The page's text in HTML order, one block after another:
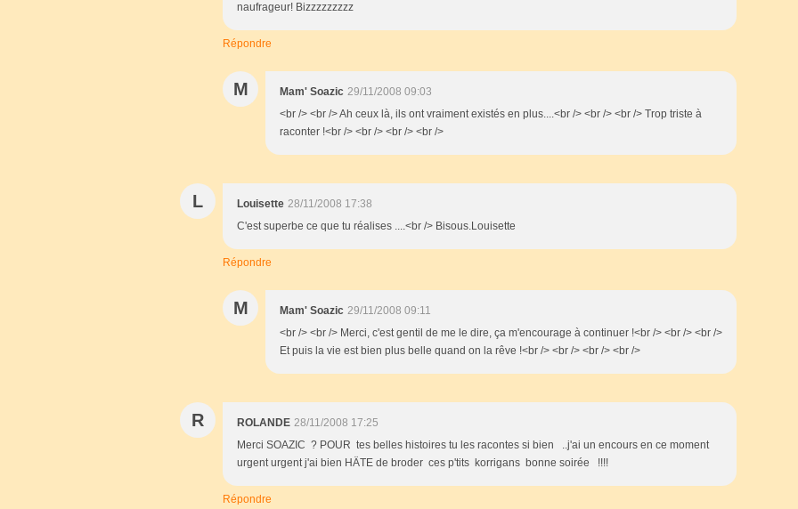
naufrageur! Bizzzzzzzzz
Répondre
M Mam' Soazic 29/11/2008 09:03
<br /> <br /> Ah ceux là, ils ont vraiment existés en plus....<br /> <br /> <br /> Trop triste à
raconter !<br /> <br /> <br /> <br />
L Louisette 28/11/2008 17:38
C'est superbe ce que tu réalises ....<br /> Bisous.Louisette
Répondre
M Mam' Soazic 29/11/2008 09:11
<br /> <br /> Merci, c'est gentil de me le dire, ça m'encourage à continuer !<br /> <br /> <br />
Et puis la vie est bien plus belle quand on la rêve !<br /> <br /> <br /> <br />
R ROLANDE 28/11/2008 17:25
Merci SOAZIC ? POUR tes belles histoires tu les racontes si bien ..j'ai un encours en ce moment
urgent urgent j'ai bien HÄTE de broder ces p'tits korrigans bonne soirée !!!!
Répondre